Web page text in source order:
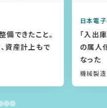
ティが向上！在庫管理
情報共有もしやすく